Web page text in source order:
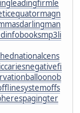
leadingfirmle
magn
man
mp3li
nationalcens
negativefi
ob
offs
pagingter